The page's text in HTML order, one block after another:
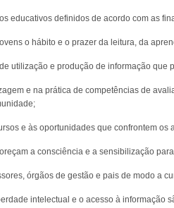
educativos definidos de acordo com as
o hábito e o prazer da leitura, da
utilização e produção de informação
e na prática de competências de
e às oportunidades que confrontem
a consciência e a sensibilização
órgãos de gestão e pais de modo a
intelectual e o acesso à